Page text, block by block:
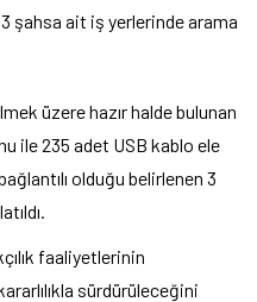
şahsa ait iş yerlerinde arama
üzere hazır halde bulunan
ile 235 adet USB kablo ele
olduğu belirlenen 3
faaliyetlerinin
sürdürüleceğini